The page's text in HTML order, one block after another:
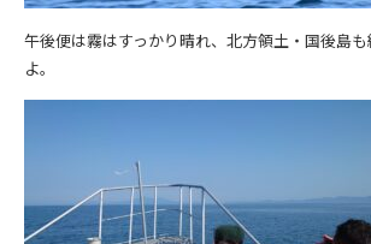
午後便は霧はすっかり晴れ、北方領土・国後島
よ。